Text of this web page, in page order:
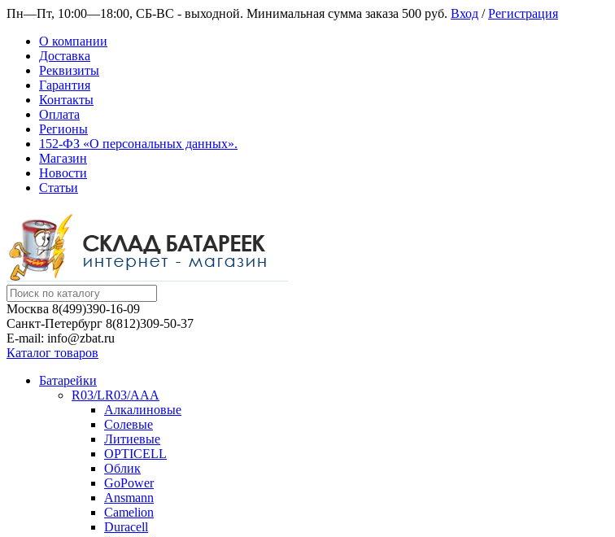
Пн—Пт, 10:00—18:00, СБ-ВС - выходной. Минимальная сумма заказа 500 руб. Вход /Регистрация
О компании
Доставка
Реквизиты
Гарантия
Контакты
Оплата
Регионы
152-ФЗ «О персональных данных».
Магазин
Новости
Статьи
Москва 8(499)390-16-09
Санкт-Петербург 8(812)309-50-37
E-mail: info@zbat.ru
Каталог товаров
Батарейки
R03/LR03/AAA
Алкалиновые
Солевые
Литиевые
OPTICELL
Облик
GoPower
Ansmann
Camelion
Duracell